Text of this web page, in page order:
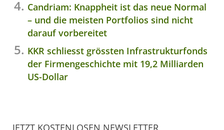
Candriam: Knappheit ist das neue Normal
– und die meisten Portfolios sind nicht
darauf vorbereitet
KKR schliesst grössten Infrastrukturfonds
der Firmengeschichte mit 19,2 Milliarden
US-Dollar
JETZT KOSTENLOSEN NEWSLETTER